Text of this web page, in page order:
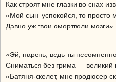
Как строят мне глазки во снах
«Мой сын, успокойся, то просто
Давно уж твои омертвели мозги».
«Эй, парень, ведь ты
Сниматься без грима — великий
«Батяня-скелет, мне продюсер